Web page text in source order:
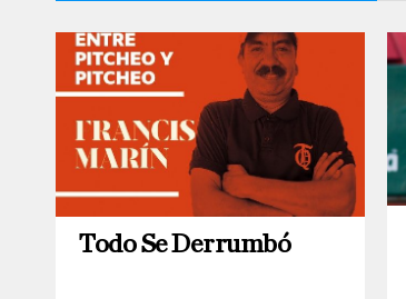
Todo Se Derrumbó